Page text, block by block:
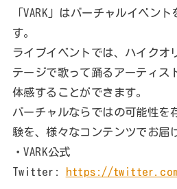
【キャンペーン内容】
期間中にVARK SHORTS公式
ーし、VARK SHORTSで作った
イートを引用リツイートしてい
選で3名様にAmazonギフトカー
す。
■プレゼント